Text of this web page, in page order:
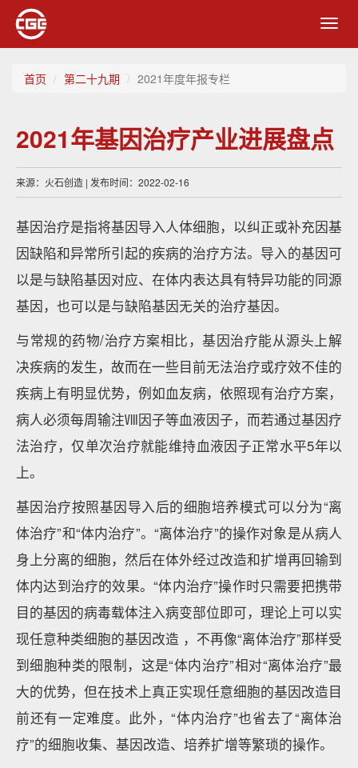
首页 第二十九期 2021年度年报专栏
2021年基因治疗产业进展盘点
来源：火石创造 | 发布时间：2022-02-16
基因治疗是指将基因导入人体细胞，以纠正或补充因基
因缺陷和异常所引起的疾病的治疗方法。导入的基因可
以是与缺陷基因对应、在体内表达具有特异功能的同源
基因，也可以是与缺陷基因无关的治疗基因。
与常规的药物/治疗方案相比，基因治疗能从源头上解
决疾病的发生，故而在一些目前无法治疗或疗效不佳的
疾病上有明显优势，例如血友病，依照现有治疗方案，
病人必须每周输注Ⅷ因子等血液因子，而若通过基因疗
法治疗，仅单次治疗就能维持血液因子正常水平5年以
上。
基因治疗按照基因导入后的细胞培养模式可以分为“离
体治疗”和“体内治疗”。“离体治疗”的操作对象是从病人
身上分离的细胞，然后在体外经过改造和扩增再回输到
体内达到治疗的效果。“体内治疗”操作时只需要把携带
目的基因的病毒载体注入病变部位即可，理论上可以实
现任意种类细胞的基因改造 ，不再像“离体治疗”那样受
到细胞种类的限制，这是“体内治疗”相对“离体治疗”最
大的优势，但在技术上真正实现任意细胞的基因改造目
前还有一定难度。此外，“体内治疗”也省去了“离体治
疗”的细胞收集、基因改造、培养扩增等繁琐的操作。